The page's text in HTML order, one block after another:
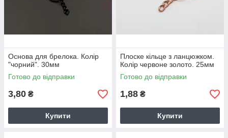
Основа для брелока. Колір
"чорний". 30мм
Готово до відправки
3,80 ₴
Купити
Плоске кільце з ланцюжком.
Колір червоне золото. 25мм
Готово до відправки
1,88 ₴
Купити